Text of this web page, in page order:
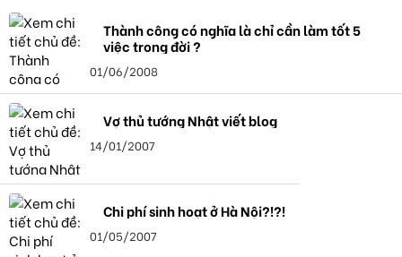
Thành công có nghĩa là chỉ cần làm tốt 5
việc trong đời ?
01/06/2008
Vợ thủ tướng Nhật viết blog
14/01/2007
Chi phí sinh hoạt ở Hà Nội?!?!
01/05/2007